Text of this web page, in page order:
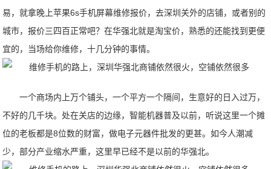
易，就拿晚上苹果6s手机屏幕维修报价，去深圳关外的店铺，或者别的
城市，报价三四百正常吧？在华强北就是淘宝价，熟悉的还能找到更便
宜的，当场给你维修，十几分钟的事情。
一个商场内上万个铺头，一个平方一个隔间，生意好的日入过万，
不好的几千块。处在关店的边缘，智能机器普及以前，听说这里一个摊
位的老板都是8位数的财富，做电子元器件批发的更甚。如今人潮减
少，部分产业缩水严重，这里早已经不是以前的华强北。